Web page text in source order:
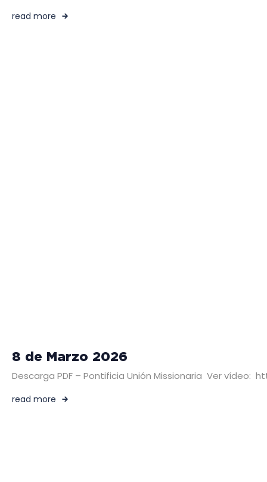
read more
8 de Marzo 2026
Descarga PDF – Pontificia Unión Missionaria Ver vídeo:
read more